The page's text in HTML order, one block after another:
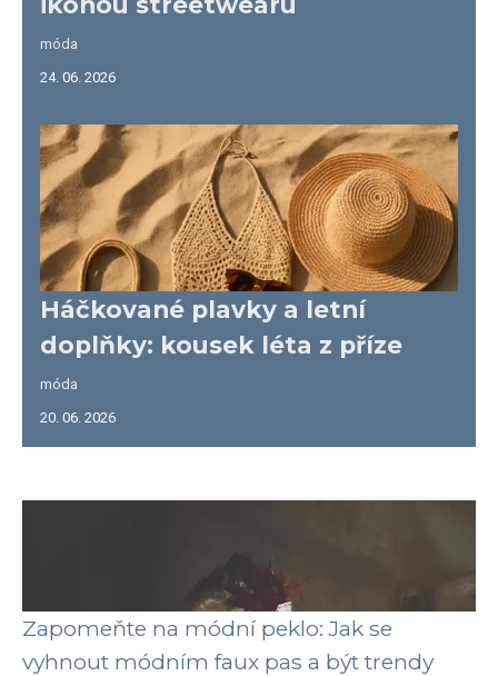
móda
24. 06. 2026
Háčkované plavky a letní
doplňky: kousek léta z příze
móda
20. 06. 2026
Zapomeňte na módní peklo: Jak se
vyhnout módním faux pas a být trendy